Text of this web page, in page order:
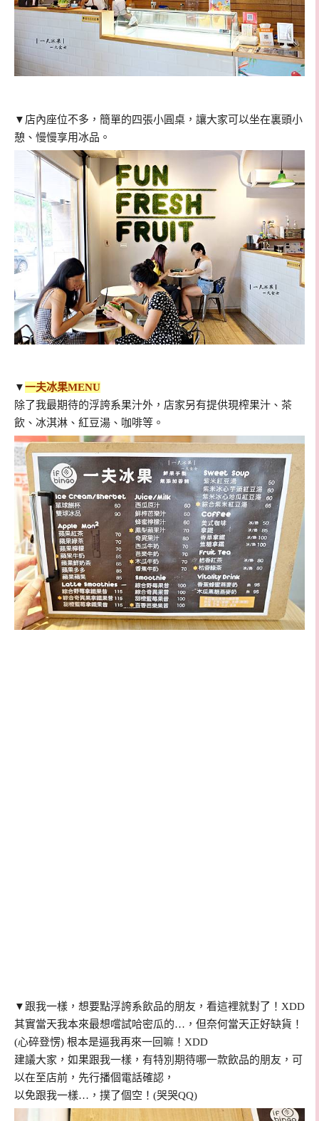
▼店內座位不多，簡單的四張小圓桌，讓大家可以坐在裏頭小
憩、慢慢享用冰品。
▼一夫冰果MENU
除了我最期待的浮誇系果汁外，店家另有提供現榨果汁、茶
飲、冰淇淋、紅豆湯、咖啡等。
▼跟我一樣，想要點浮誇系飲品的朋友，看這裡就對了！XDD
其實當天我本來最想嚐試哈密瓜的…，但奈何當天正好缺貨！
(心碎登愣) 根本是逼我再來一回嘛！XDD
建議大家，如果跟我一樣，有特別期待哪一款飲品的朋友，可
以在至店前，先行播個電話確認，
以免跟我一樣…，撲了個空！(哭哭QQ)